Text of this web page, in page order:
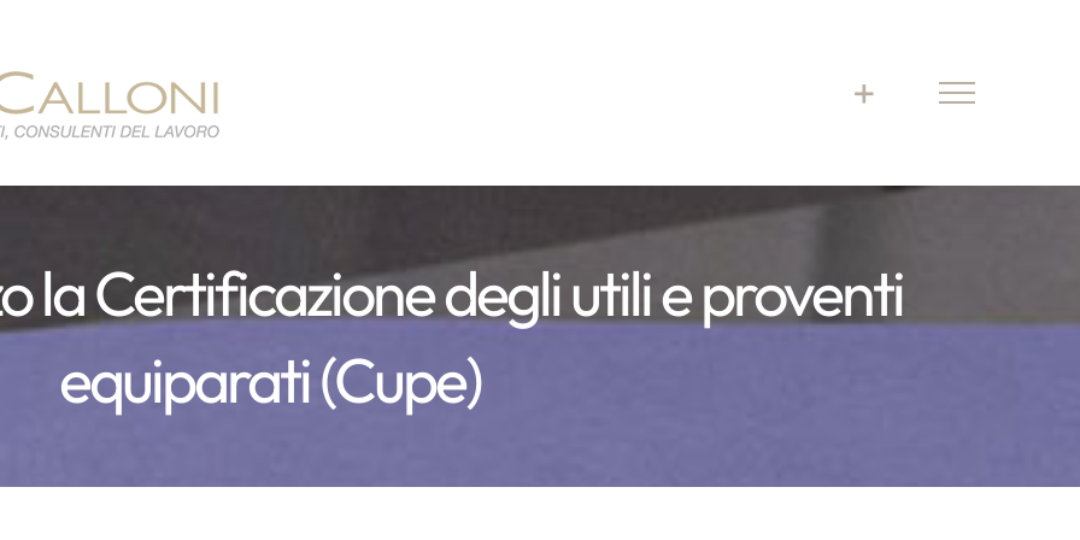
la Certificazione degli utili e proventi
equiparati (Cupe)